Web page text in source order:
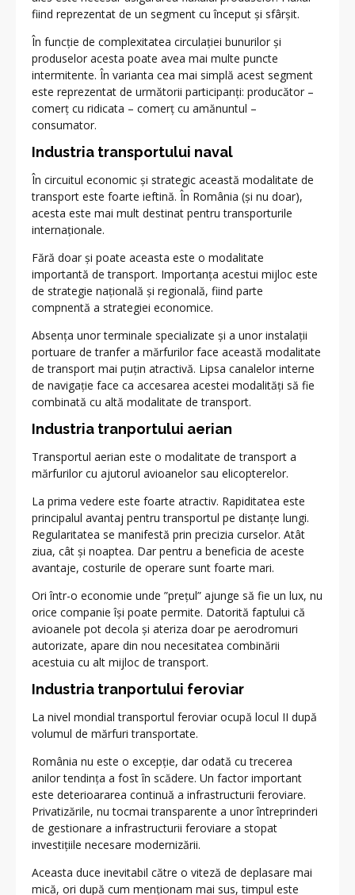
fiind reprezentat de un segment cu început și sfârșit.
În funcție de complexitatea circulației bunurilor și
produselor acesta poate avea mai multe puncte
intermitente. În varianta cea mai simplă acest segment
este reprezentat de următorii participanți: producător –
comerț cu ridicata – comerț cu amănuntul –
consumator.
Industria transportului naval
În circuitul economic și strategic această modalitate de
transport este foarte ieftină. În România (și nu doar),
acesta este mai mult destinat pentru transporturile
internaționale.
Fără doar și poate aceasta este o modalitate
importantă de transport. Importanța acestui mijloc este
de strategie națională și regională, fiind parte
compnentă a strategiei economice.
Absența unor terminale specializate și a unor instalații
portuare de tranfer a mărfurilor face această modalitate
de transport mai puțin atractivă. Lipsa canalelor interne
de navigație face ca accesarea acestei modalități să fie
combinată cu altă modalitate de transport.
Industria tranportului aerian
Transportul aerian este o modalitate de transport a
mărfurilor cu ajutorul avioanelor sau elicopterelor.
La prima vedere este foarte atractiv. Rapiditatea este
principalul avantaj pentru transportul pe distanțe lungi.
Regularitatea se manifestă prin precizia curselor. Atât
ziua, cât și noaptea. Dar pentru a beneficia de aceste
avantaje, costurile de operare sunt foarte mari.
Ori într-o economie unde ”prețul” ajunge să fie un lux, nu
orice companie își poate permite. Datorită faptului că
avioanele pot decola și ateriza doar pe aerodromuri
autorizate, apare din nou necesitatea combinării
acestuia cu alt mijloc de transport.
Industria tranportului feroviar
La nivel mondial transportul feroviar ocupă locul II după
volumul de mărfuri transportate.
România nu este o excepție, dar odată cu trecerea
anilor tendința a fost în scădere. Un factor important
este deterioararea continuă a infrastructurii feroviare.
Privatizările, nu tocmai transparente a unor întreprinderi
de gestionare a infrastructurii feroviare a stopat
investițiile necesare modernizării.
Aceasta duce inevitabil către o viteză de deplasare mai
mică, ori după cum menționam mai sus, timpul este